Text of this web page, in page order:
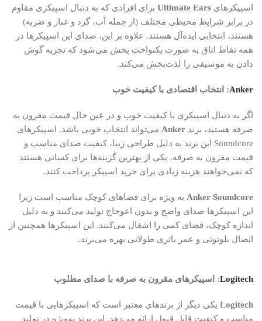
اسپیکرهای Ultimate Ears برای افرادی که به دنبال اسپیکری مقاوم
در برابر شرایط محیطی مختلف (از جمله آب، گرد و غبار و ضربه)
هستند، انتخابی ایده‌آل هستند. علاوه بر این، صدای این اسپیکرها در
همه نقاط اتاق به صورت یکنواخت پخش می‌شود که تجربه گوش
دادن به موسیقی را لذت‌بخش می‌کند.
Anker: انتخاب اقتصادی با کیفیت خوب
اگر به دنبال اسپیکری با کیفیت خوب و در عین حال قیمت مقرون به
صرفه هستید، برند Anker می‌تواند انتخاب خوبی باشد. اسپیکرهای
Soundcore این برند به دلیل طراحی زیبا، کیفیت صدای مناسب و
قیمت مقرون به صرفه، یکی از بهترین گزینه‌ها برای کسانی هستند
که نمی‌خواهند هزینه زیادی برای خرید اسپیکر پرداخت کنند.
Anker Soundcore به ویژه برای فضاهای کوچک مناسب است زیرا
این اسپیکرها صدای واضح و بدون اعوجاج تولید می‌کنند و به دلیل
اندازه کوچک، فضای کمی را اشغال می‌کنند. این اسپیکرها همچنین از
اتصال بلوتوثی و عمر باتری طولانی بهره می‌برند.
Logitech: اسپیکرهای مقرون به صرفه با صدای مطلوب
Logitech یکی دیگر از برندهای معتبر است که اسپیکرهایی با قیمت
مناسب و کیفیت قابل قبول ارائه می‌دهد. این برند به‌ویژه در تولید